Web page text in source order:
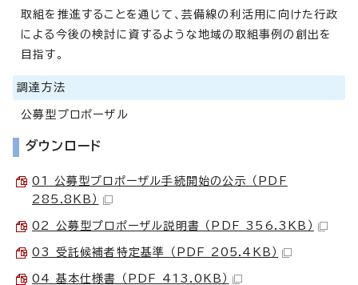
取組を推進することを通じて、芸備線の利活用に向けた行政
による今後の検討に資するような地域の取組事例の創出を
目指す。
調達方法
公募型プロポーザル
ダウンロード
01 公募型プロポーザル手続開始の公示 （PDF
285.8KB）
02 公募型プロポーザル説明書 （PDF 356.3KB）
03 受託候補者特定基準 （PDF 205.4KB）
04 基本仕様書 （PDF 413.0KB）